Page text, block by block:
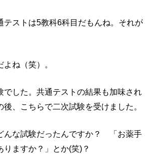
テストは5教科6科目だもんね。それが
ね（笑）。
でした。共通テストの結果も加味され
後、こちらで二次試験を受けました。
んな試験だったんですか？ 「お薬手
ますか？」とか(笑)？